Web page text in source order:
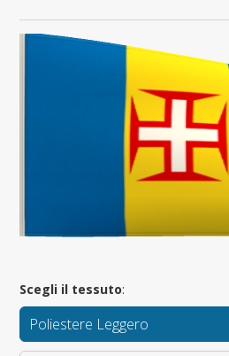
Scegli il tessuto:
Poliestere Leggero